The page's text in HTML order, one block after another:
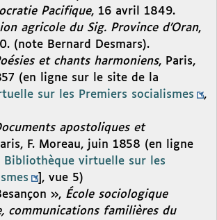
Pacifique, 16 avril 1849.
agricole du Sig. Province d’Oran,
(note Bernard Desmars).
et chants harmoniens, Paris,
(en ligne sur le site de la
sur les Premiers socialismes
,
apostoliques et
F. Moreau, juin 1858 (en ligne
Bibliothèque virtuelle sur les
], vue 5)
», École sociologique
communications familières du